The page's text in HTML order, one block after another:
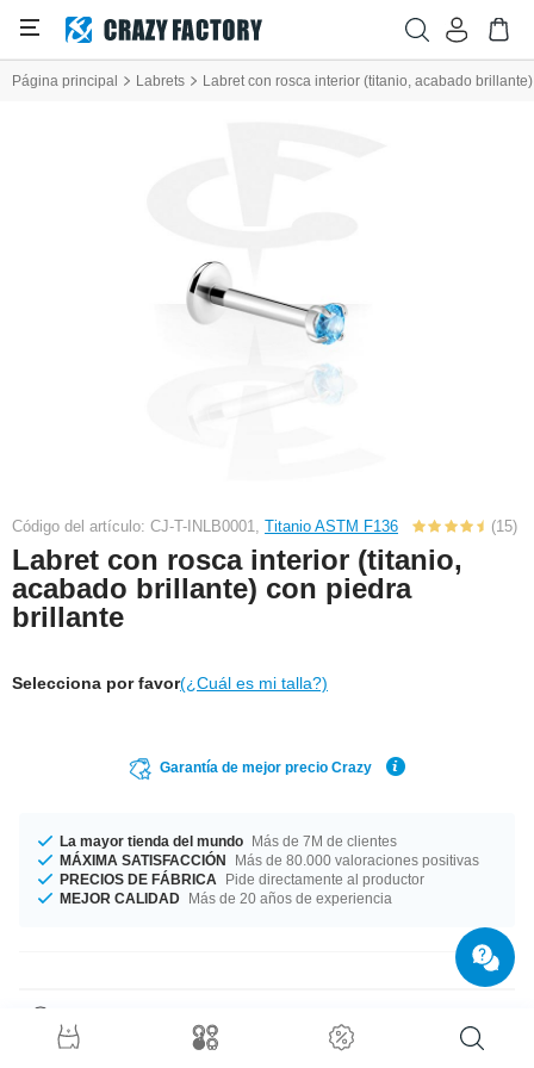
Página principal Labrets Labret con rosca interior (titanio, acabado
Código del artículo: CJ-T-INLB0001, Titanio ASTM F136 (15)
Labret con rosca interior (titanio,
acabado brillante) con piedra
brillante
Selecciona por favor(¿Cuál es mi talla?)
Garantía de mejor precio Crazy
La mayor tienda del mundo Más de 7M de clientes
MÁXIMA SATISFACCIÓN
Más de 80.000 valoraciones positivas
PRECIOS DE FÁBRICA
Pide directamente al productor
MEJOR CALIDAD Más de 20 años de experiencia
Este artículo está disponible en un ancho de barra de 1.2 mm. Puedes